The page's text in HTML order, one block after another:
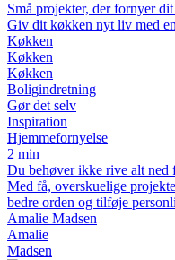
Små projekter, der fornyer
Giv dit køkken nyt liv med
Køkken
Køkken
Køkken
Boligindretning
Gør det selv
Inspiration
Hjemmefornyelse
2 min
Du behøver ikke rive alt
Med få, overskuelige
bedre orden og tilføje
Amalie Madsen
Amalie
Madsen